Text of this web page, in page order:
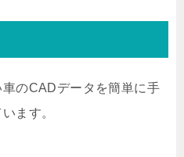
のCADデータを簡単に手
ます。